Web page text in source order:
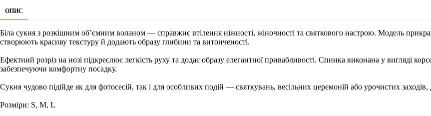
ОПИС
Біла сукня з розкішним об’ємним воланом — справжнє втілення ніжності, жіночності та святкового настрою. Модель
створюють красиву текстуру й додають образу глибини та витонченості.
Ефектний розріз на нозі підкреслює легкість руху та додає образу елегантної привабливості. Спинка виконана у вигляді
забезпечуючи комфортну посадку.
Сукня чудово підійде як для фотосесій, так і для особливих подій — святкувань, весільних церемоній або урочистих
Розміри: S, M, L